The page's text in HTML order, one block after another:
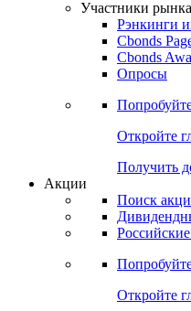
ESG
Сукук
Участники рынка
Рэнкинги
Cbonds
Cbonds
Опросы
Откройте
Получить
Акции
Поиск